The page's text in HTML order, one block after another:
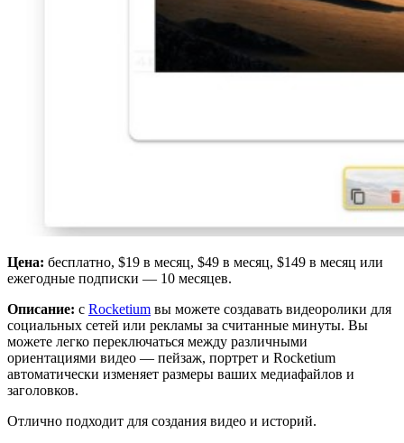
Цена: бесплатно, $19 в месяц, $49 в месяц, $149 в месяц или
ежегодные подписки — 10 месяцев.
Описание: с Rocketium вы можете создавать видеоролики для
социальных сетей или рекламы за считанные минуты. Вы
можете легко переключаться между различными
ориентациями видео — пейзаж, портрет и Rocketium
автоматически изменяет размеры ваших медиафайлов и
заголовков.
Отлично подходит для создания видео и историй.